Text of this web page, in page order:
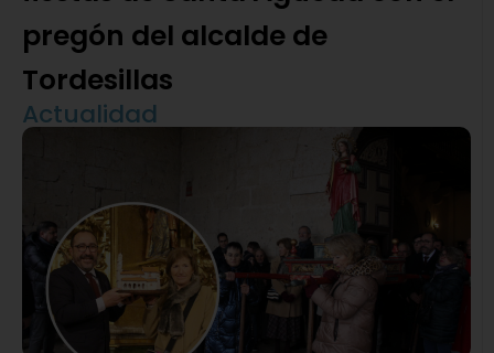
pregón del alcalde de
Tordesillas
Actualidad